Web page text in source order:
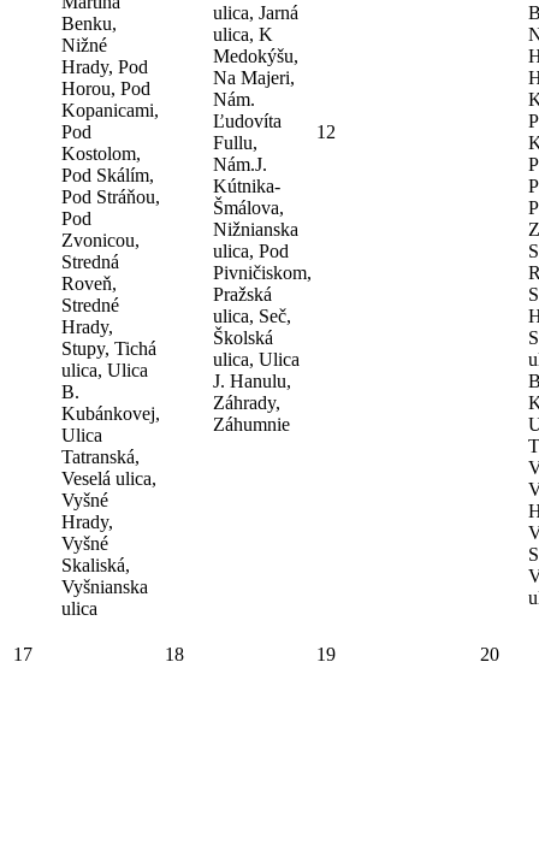
Benku,
Nižné
Hrady, Pod
Horou, Pod
Kopanicami,
Pod
Kostolom,
Pod Skálím,
Pod Stráňou,
Pod
Zvonicou,
Stredná
Roveň,
Stredné
Hrady,
Stupy, Tichá
ulica, Ulica
B.
Kubánkovej,
Ulica
Tatranská,
Veselá ulica,
Vyšné
Hrady,
Vyšné
Skaliská,
Vyšnianska
ulica
ulica, Jarná
ulica, K
Medokýšu,
Na Majeri,
Nám.
Ľudovíta
Fullu,
Nám.J.
Kútnika-
Šmálova,
Nižnianska
ulica, Pod
Pivničiskom,
Pražská
ulica, Seč,
Školská
ulica, Ulica
J. Hanulu,
Záhrady,
Záhumnie
12
17 18 19 20